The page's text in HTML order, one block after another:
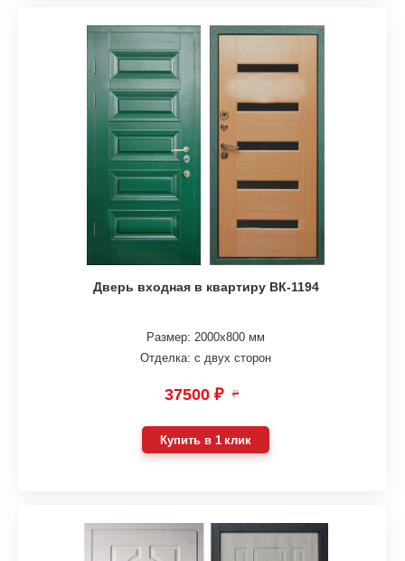
Дверь входная в квартиру ВК-1194
Размер: 2000х800 мм
Отделка: с двух сторон
37500 ₽ ₽
Купить в 1 клик